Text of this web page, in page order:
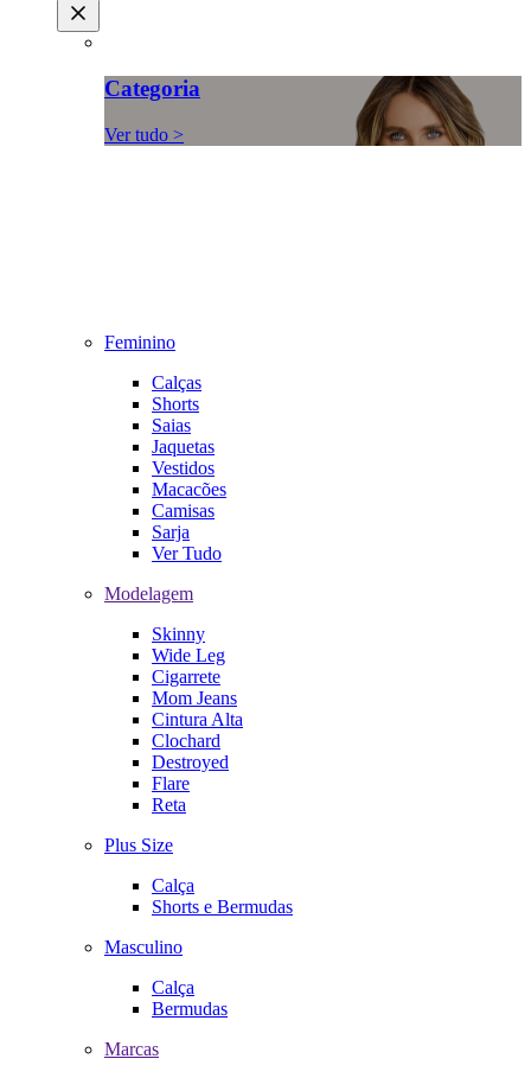
Categoria
Ver tudo >
Feminino
Calças
Shorts
Saias
Jaquetas
Vestidos
Macacões
Camisas
Sarja
Ver Tudo
Modelagem
Skinny
Wide Leg
Cigarrete
Mom Jeans
Cintura Alta
Clochard
Destroyed
Flare
Reta
Plus Size
Calça
Shorts e Bermudas
Masculino
Calça
Bermudas
Marcas